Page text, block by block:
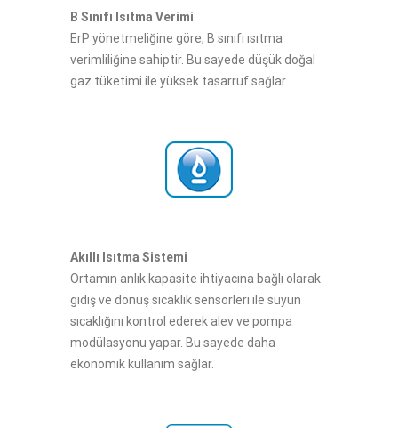
B Sınıfı Isıtma Verimi
ErP yönetmeliğine göre, B sınıfı ısıtma
verimliliğine sahiptir. Bu sayede düşük doğal
gaz tüketimi ile yüksek tasarruf sağlar.
Akıllı Isıtma Sistemi​​
Ortamın anlık kapasite ihtiyacına bağlı olarak
gidiş ve dönüş sıcaklık sensörleri ile suyun
sıcaklığını kontrol ederek alev ve pompa
modülasyonu yapar. Bu sayede daha
ekonomik kullanım sağlar.​